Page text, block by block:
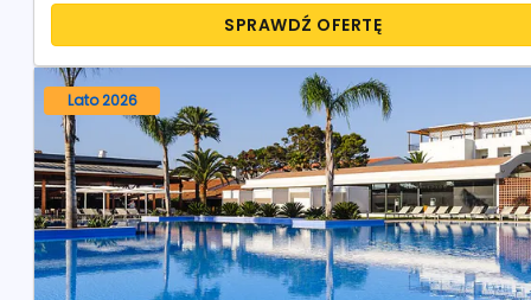
SPRAWDŹ OFERTĘ
Lato 2026